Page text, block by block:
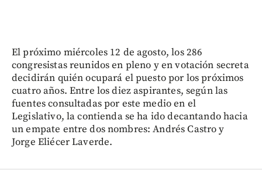
El próximo miércoles 12 de agosto, los 286
congresistas reunidos en pleno y en votación secreta
decidirán quién ocupará el puesto por los próximos
cuatro años. Entre los diez aspirantes, según las
fuentes consultadas por este medio en el
Legislativo, la contienda se ha ido decantando hacia
un empate entre dos nombres: Andrés Castro y
Jorge Eliécer Laverde.